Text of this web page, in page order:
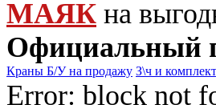
МАЯК на
Официальный
Краны Б/У на продажу З\ч и
Error: block not